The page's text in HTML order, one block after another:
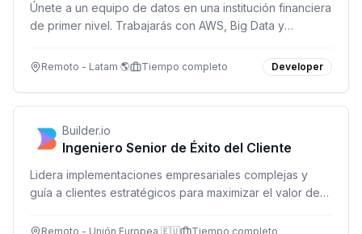
Únete a un equipo de datos en una institución financiera
de primer nivel. Trabajarás con AWS, Big Data y
remota.
Remoto - Latam 🌎 Tiempo completo Developer
Builder.io
Ingeniero Senior de Éxito del Cliente
Lidera implementaciones empresariales complejas y
guía a clientes estratégicos para maximizar el valor de
Remoto - Unión Europea 🇪🇺
Tiempo completo